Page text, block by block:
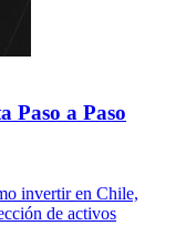
Paso a Paso
invertir en Chile,
de activos